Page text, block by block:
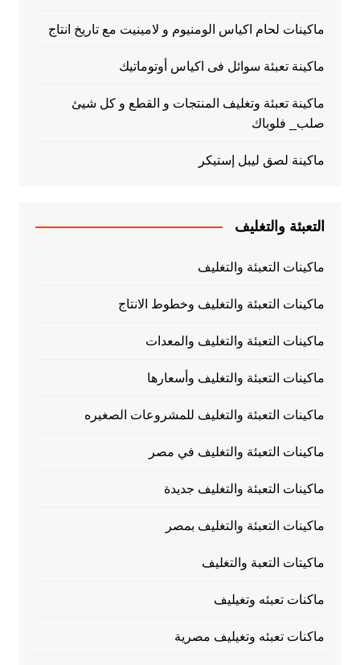
ماكينات لحام اكياس الومنيوم و لامينيت مع تاريخ انتاج
ماكينة تعبئة سوائل فى اكياس أوتوماتيك
ماكينة تعبئة وتغليف المنتجات و القطع و كل شيئ
صلب_ فلوباك
ماكينة لصق ليبل إستيكر
التعبئة والتغليف
ماكينات التعبئة والتغليف
ماكينات التعبئة والتغليف وخطوط الانتاج
ماكينات التعبئة والتغليف والمعدات
ماكينات التعبئة والتغليف وأسعارها
ماكينات التعبئة والتغليف للمشروعات الصغيره
ماكينات التعبئة والتغليف في مصر
ماكينات التعبئة والتغليف جديدة
ماكينات التعبئة والتغليف بمصر
ماكيتات التعبة والتغليف
ماكنات تعبئه وتغيليف
ماكنات تعبئه وتغيليف مصرية